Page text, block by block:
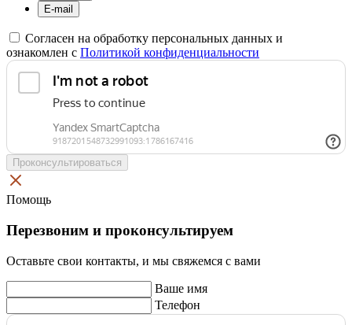
E-mail
Согласен на обработку персональных данных и
ознакомлен с Политикой конфиденциальности
Проконсультироваться
Помощь
Перезвоним и проконсультируем
Оставьте свои контакты, и мы свяжемся с вами
Ваше имя
Телефон